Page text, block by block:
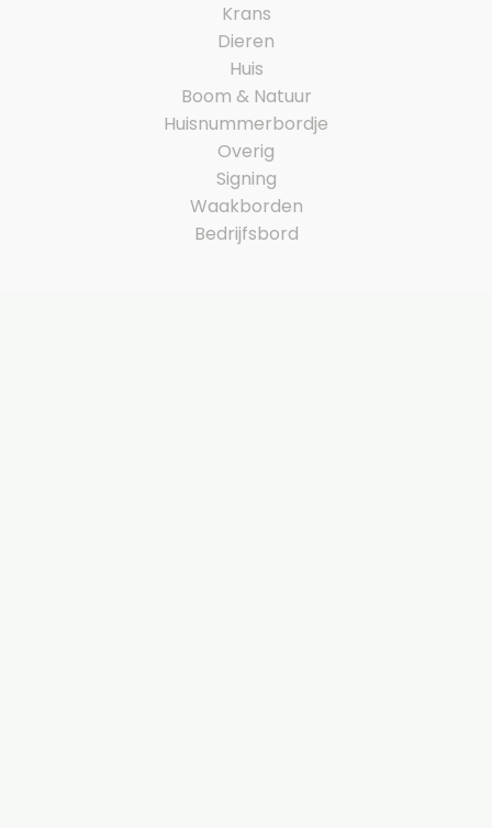
Krans
Dieren
Huis
Boom & Natuur
Huisnummerbordje
Overig
Signing
Waakborden
Bedrijfsbord